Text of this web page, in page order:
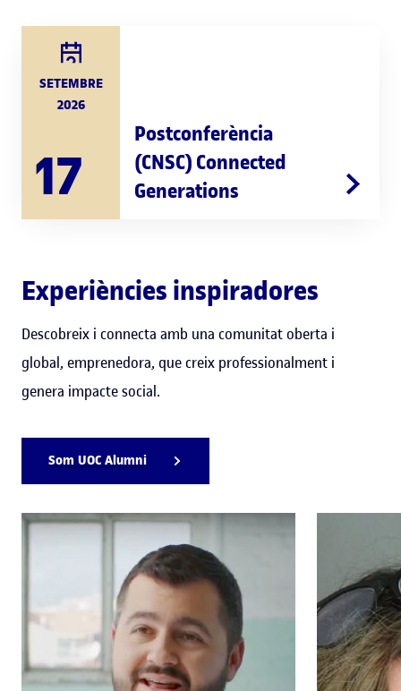
SETEMBRE
2026
17
Postconferència
(CNSC) Connected
Generations
Experiències inspiradores
Descobreix i connecta amb una comunitat oberta i
global, emprenedora, que creix professionalment i
genera impacte social.
Som UOC Alumni